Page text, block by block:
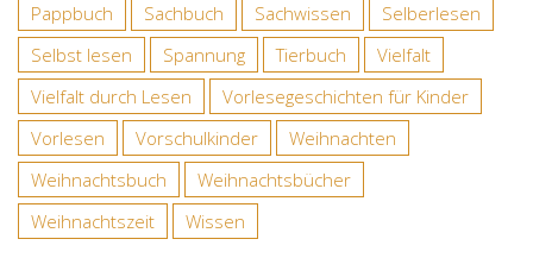
Pappbuch
Sachbuch Sachwissen
Selberlesen
Selbst lesen
Spannung Tierbuch
Vielfalt
Vielfalt durch Lesen
Vorlesegeschichten für Kinder
Vorlesen
Vorschulkinder
Weihnachten
Weihnachtsbuch
Weihnachtsbücher
Weihnachtszeit
Wissen